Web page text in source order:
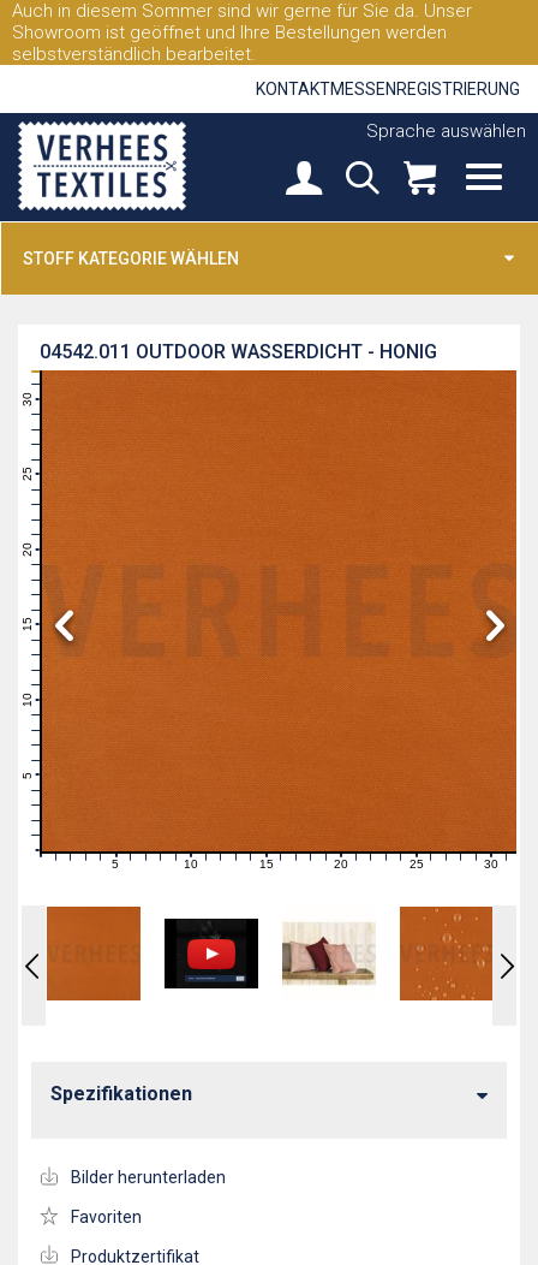
Auch in diesem Sommer sind wir gerne für Sie da. Unser
Showroom ist geöffnet und Ihre Bestellungen werden
selbstverständlich bearbeitet.
KONTAKTMESSEN REGISTRIERUNG
Sprache auswählen
STOFF KATEGORIE WÄHLEN
OUTDOOR WASSERDICHT - HONIG
04542.011
11
16
21
26
1 2 3 4 6 7 89 11121314 16171819 2021222324 26272829 31
Spezifikationen
Bilder herunterladen
Favoriten
Produktzertifikat